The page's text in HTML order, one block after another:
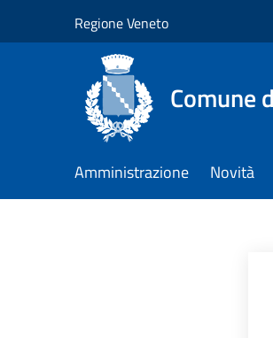
Regione Veneto
Comune
Amministrazione Novità